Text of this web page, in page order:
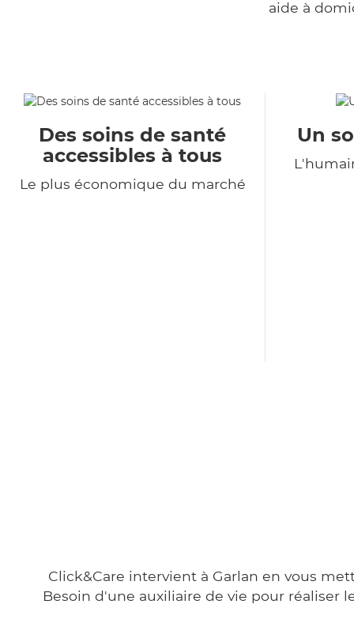
aide à
Des soins de santé
accessibles à tous
Le plus économique du marché
Un
Click&Care intervient à Garlan en vous
Besoin d'une auxiliaire de vie pour réaliser